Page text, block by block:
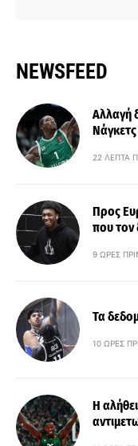
NEWSFEED
Αλλαγή
22 ΛΕΠΤΆ
Προς
που τον
9 ΏΡΕΣ
Τα
10 ΏΡΕΣ
Η